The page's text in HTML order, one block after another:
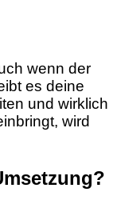
wenn der
es deine
und wirklich
wird